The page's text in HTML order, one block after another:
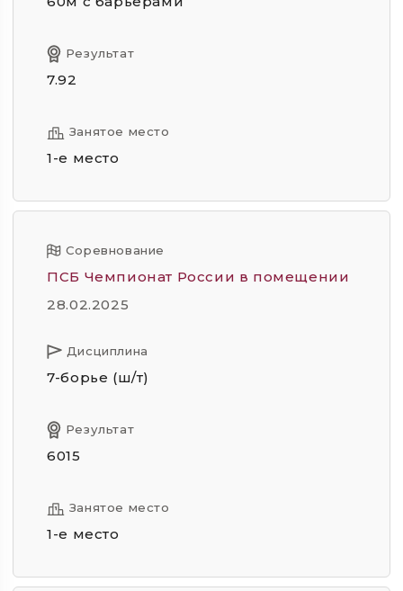
Результат
7.92
Занятое место
1-е место
Соревнование
ПСБ Чемпионат России в помещении
28.02.2025
Дисциплина
7-борье (ш/т)
Результат
6015
Занятое место
1-е место